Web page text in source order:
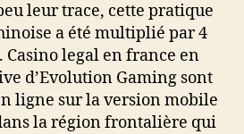
leur trace, cette pratique
a été multiplié par 4
Casino legal en france en
d’Evolution Gaming sont
ligne sur la version mobile
la région frontalière qui